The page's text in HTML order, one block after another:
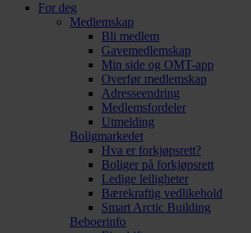
For deg
Medlemskap
Bli medlem
Gavemedlemskap
Min side og OMT-app
Overfør medlemskap
Adresseendring
Medlemsfordeler
Utmelding
Boligmarkedet
Hva er forkjøpsrett?
Boliger på forkjøpsrett
Ledige leiligheter
Bærekraftig vedlikehold
Smart Arctic Building
Beboerinfo